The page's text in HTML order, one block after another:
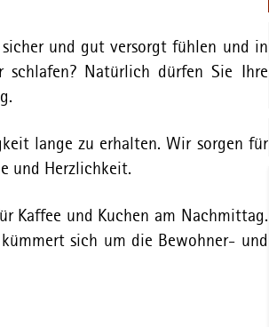
und gut versorgt fühlen und in
schlafen? Natürlich dürfen Sie Ihre
lange zu erhalten. Wir sorgen für
und Herzlichkeit.
Kaffee und Kuchen am Nachmittag.
sich um die Bewohner- und